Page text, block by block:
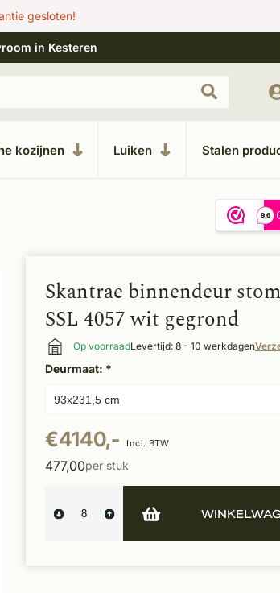
gesloten!
in Kesteren Unieke materialen
kozijnen Luiken Stalen
Skantrae binnendeur
SSL 4057 wit gegrond
Op voorraadLevertijd: 8 - 10 werkdagen
Deurmaat: *
€4140,- Incl. BTW
477,00per stuk